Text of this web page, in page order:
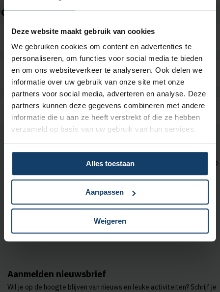
Deze website maakt gebruik van cookies
We gebruiken cookies om content en advertenties te
personaliseren, om functies voor social media te bieden
en om ons websiteverkeer te analyseren. Ook delen we
informatie over uw gebruik van onze site met onze
partners voor social media, adverteren en analyse. Deze
partners kunnen deze gegevens combineren met andere
informatie die u aan ze heeft verstrekt of die ze hebben
verzameld op basis van uw gebruik van hun services.
Alles toestaan
Aanpassen
Weigeren
interessant
Neem contact met ons op
Wij zijn bereikbaar op maandag t/m vrijdag tussen 08:00 en 18:00
uur.
kun je ons bereiken
in gebarentaal, tekst of
spraak.
Bekijk de contactmogelijkheden voorzorgaanbieders.
Aanmelden nieuwsbrief
Wil je op de hoogte blijven van nieuws en leuke activiteiten? Schrijf je